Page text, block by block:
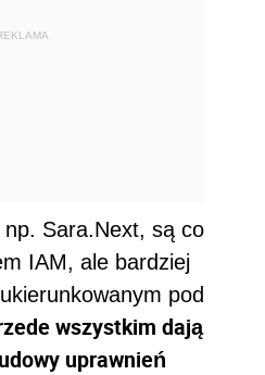
Sara.Next, są co
IAM, ale bardziej
pod
wszystkim dają
uprawnień